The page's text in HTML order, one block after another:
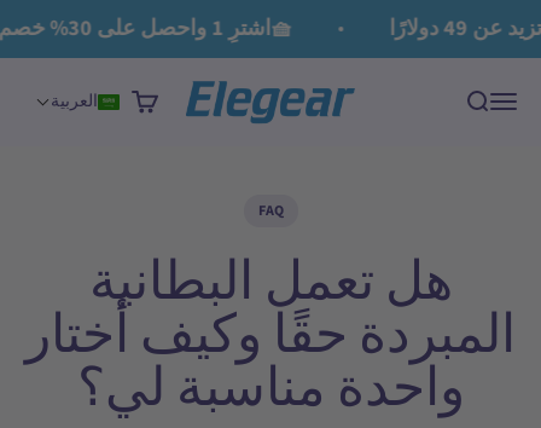
التخطي إلى المحتوى
🧺اشترِ 1 واحصل على 30% خصم على الثاني، اشترِ 2 واحصل على 60% خصم على الثالث
القائمة
بحث Elegear عربة التسوقالعربية
FAQ
هل تعمل البطانية
المبردة حقًا وكيف أختار
واحدة مناسبة لي؟